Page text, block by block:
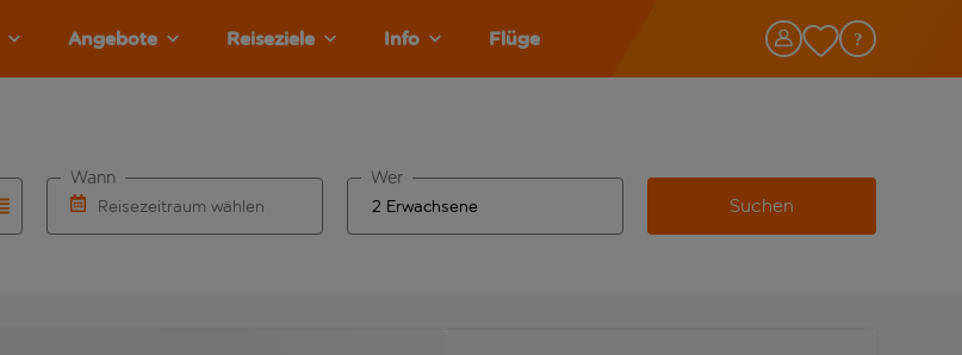
Angebote Reiseziele Info Flüge
Reisezeitraum wählen
Wann Wer
Suchen